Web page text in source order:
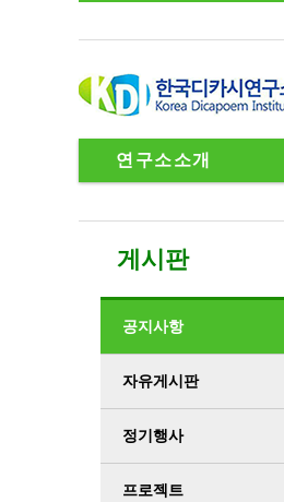
연구소소개
게시판
공지사항
자유게시판
정기행사
프로젝트